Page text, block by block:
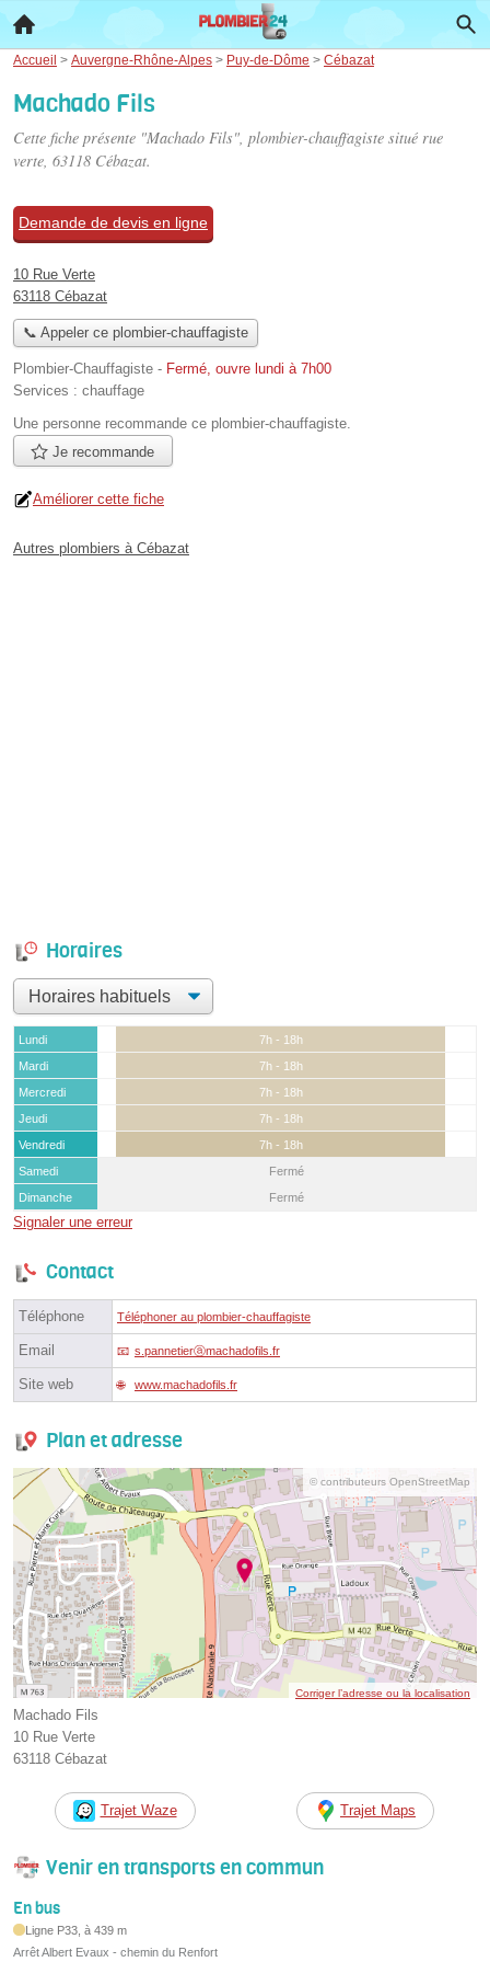
Accueil > Auvergne-Rhône-Alpes > Puy-de-Dôme > Cébazat
Machado Fils
Cette fiche présente "Machado Fils", plombier-chauffagiste situé rue
verte, 63118 Cébazat.
Demande de devis en ligne
10 Rue Verte
63118 Cébazat
📞 Appeler ce plombier-chauffagiste
Plombier-Chauffagiste - Fermé, ouvre lundi à 7h00
Services : chauffage
Une personne recommande ce plombier-chauffagiste.
Je recommande
Améliorer cette fiche
Autres plombiers à Cébazat
Horaires
Lundi
7h - 18h
Mardi
7h - 18h
Mercredi
7h - 18h
Jeudi
7h - 18h
Vendredi
7h - 18h
Samedi
Fermé
Dimanche
Fermé
Signaler une erreur
Contact
Téléphone Téléphoner au plombier-chauffagiste
Email s.pannetierⓐmachadofils.fr
Site web www.machadofils.fr
Plan et adresse
© contributeurs OpenStreetMap
Corriger l’adresse ou la localisation
Machado Fils
10 Rue Verte
63118 Cébazat
Trajet Waze Trajet Maps
Venir en transports en commun
En bus
Ligne P33, à 439 m
Arrêt Albert Evaux - chemin du Renfort